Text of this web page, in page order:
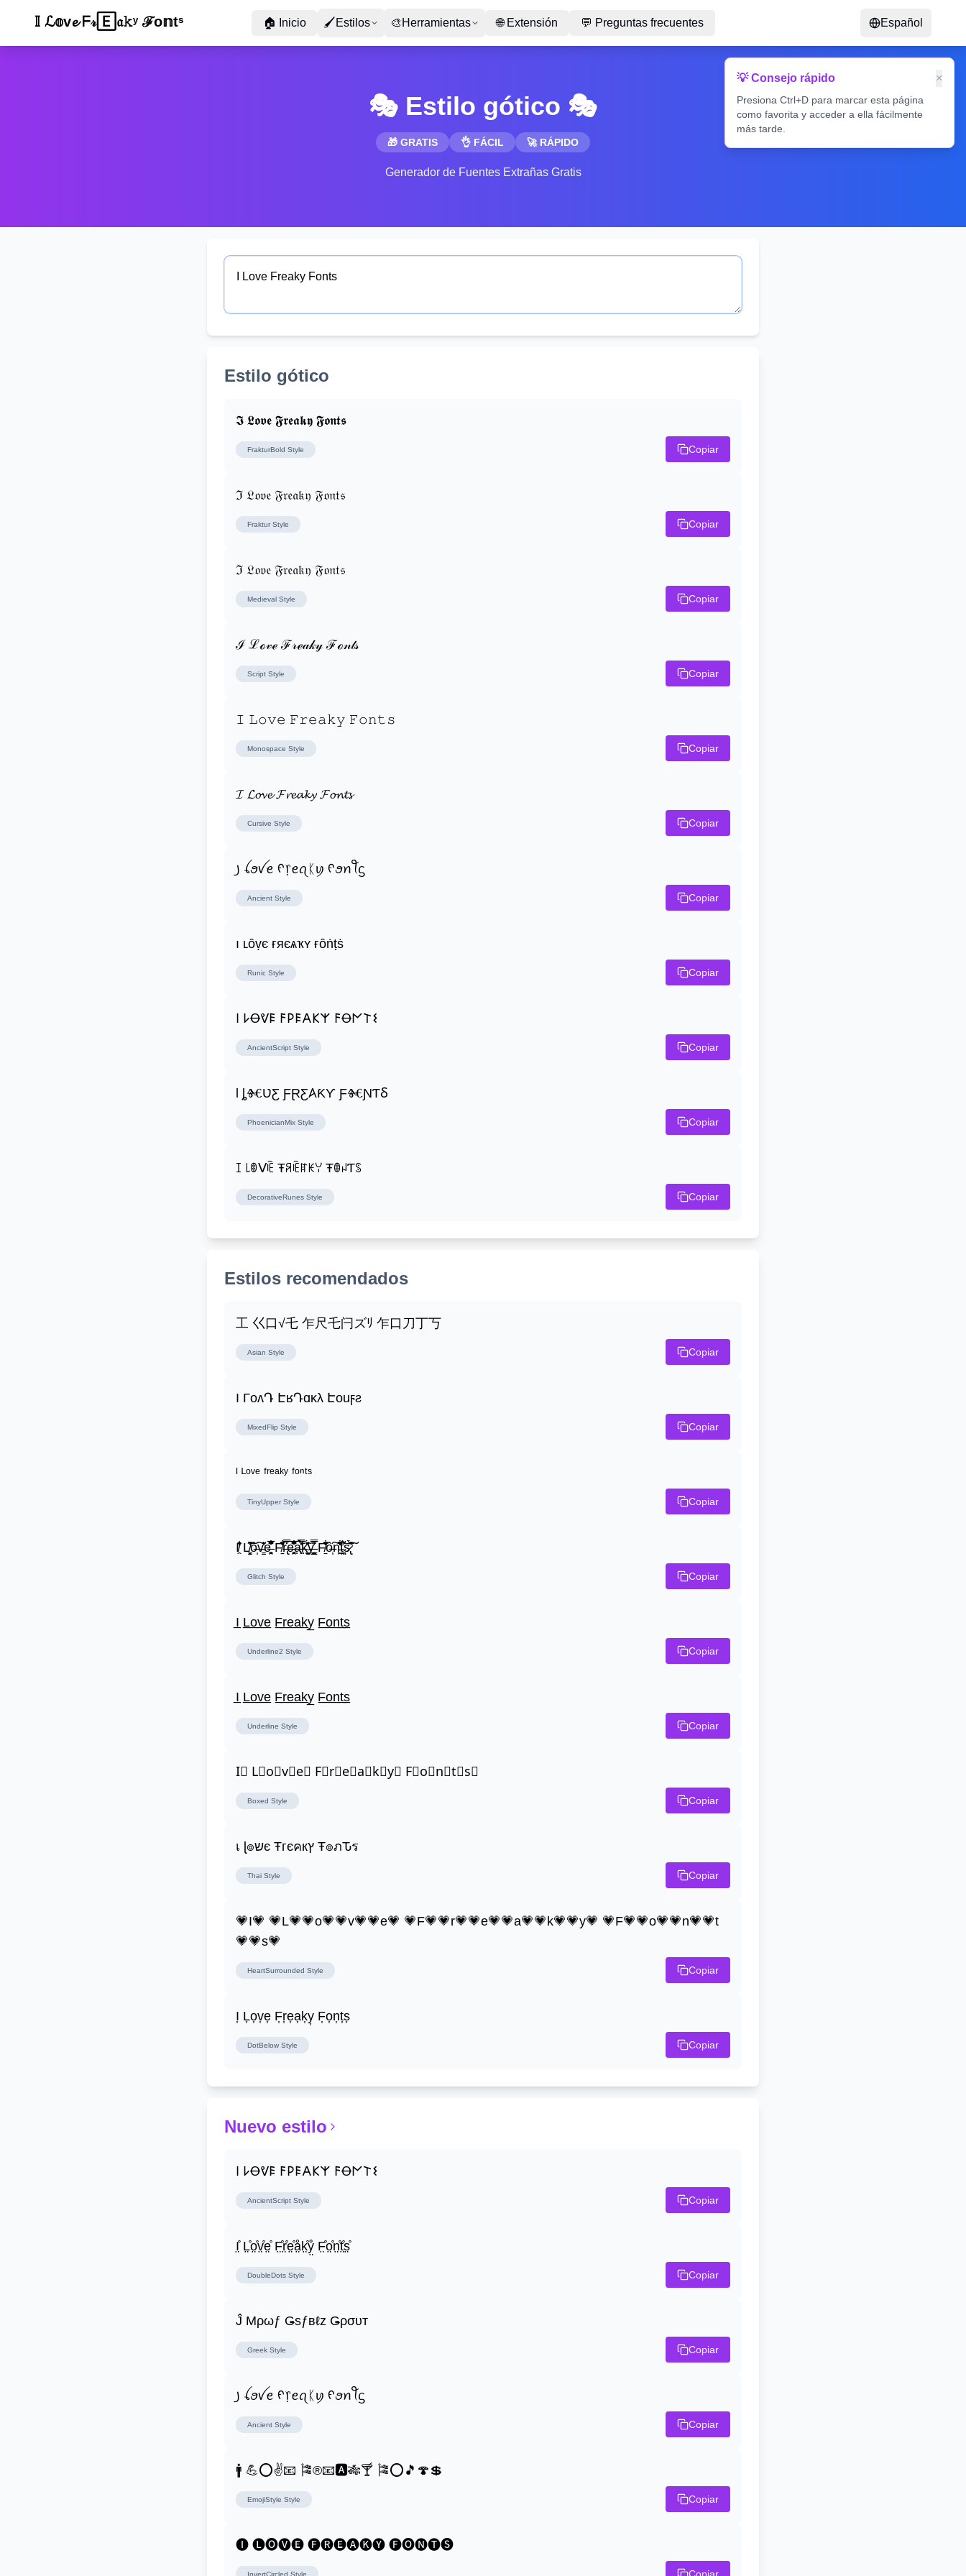
Ⓘ 🄻𝐨𝐯ᵉ 🄵𝐫ⓔ𝕒ⓚ𝐲 𝔽ℴⁿ𝔱𝓈 🏠 Inicio 🖌 Estilos 🎨 Herramientas 🌐 Extensión 💬 Preguntas frecuentes Español
🎭 Estilo gótico 🎭
🎁 GRATIS 👌 FÁCIL 🚀 RÁPIDO
Generador de Fuentes Extrañas Gratis
Estilo gótico
𝕴 𝕷𝖔𝖛𝖊 𝕱𝖗𝖊𝖆𝖐𝖞 𝕱𝖔𝖓𝖙𝖘
FrakturBold Style Copiar
ℑ 𝔏𝔬𝔳𝔢 𝔉𝔯𝔢𝔞𝔨𝔶 𝔉𝔬𝔫𝔱𝔰
Fraktur Style Copiar
ℑ 𝔏𝔬𝔳𝔢 𝔉𝔯𝔢𝔞𝔨𝔶 𝔉𝔬𝔫𝔱𝔰
Medieval Style Copiar
ℐ ℒℴ𝓋ℯ ℱ𝓇ℯ𝒶𝓀𝓎 ℱℴ𝓃𝓉𝓈
Script Style Copiar
𝙸 𝙻𝚘𝚟𝚎 𝙵𝚛𝚎𝚊𝚔𝚢 𝙵𝚘𝚗𝚝𝚜
Monospace Style Copiar
𝓘 𝓛𝓸𝓿𝓮 𝓕𝓻𝓮𝓪𝓴𝔂 𝓕𝓸𝓷𝓽𝓼
Cursive Style Copiar
꠸ ꪶꪮꪜꫀ ᠻ᥅ꫀꪖᛕꪗ ᠻꪮꪀꪻᦓ
Ancient Style Copiar
ı ʟȏṿє ғяєѧҡʏ ғȏṅṭṡ
Runic Style Copiar
𐌉 𐌋Ꝋᕓ𐌄 𐌅𐌓𐌄𐌀𐌊𐌙 𐌅Ꝋ𐌍𐌕𐌔
AncientScript Style Copiar
Ɩ ȴⰩƲƸ ƑⱤƸ𐤠ƘƳ ƑⰩƝƬⳜ
PhoenicianMix Style Copiar
ꀤ ꒒ꂦᐯꍟ Ŧꋪꍟꍏꀘꌩ ŦꂦꈤƬꌗ
DecorativeRunes Style Copiar
Estilos recomendados
工 巜口√乇 乍尺乇闩ズﾘ 乍口刀丁丂
Asian Style Copiar
I ΓoʌԴ ԷʁԴɑĸλ Էouϝƨ
MixedFlip Style Copiar
ᴵ ᴸᵒᵛᵉ ᶠʳᵉᵃᵏʸ ᶠᵒⁿᵗˢ
TinyUpper Style Copiar
I̸̭̍̄̂̐̒̾̔ L̸̘̳̞̋̓̏̍͐͝ô̶̩͠v̴̳̔̈͛e̶̤̹̼̥͋͆̂̅͊̽͂ F̸̱̈̌͋̍̒̽r̶̢̅͒̿͒e̶̤̹̼̥͋͆̂̅͊̽͂a̶̛̜̥̜̣̔̓̉̿̌̃̀̅k̴͈͕̮͉̫̮̣̃̽̈́̔̎y̶̬͓͍͇̰͚͑̿̓͌ F̸̱̈̌͋̍̒̽ô̶̩͠n̵̫͖͛͗̓̏̌͋̏̔̋t̴̘̪̦͌́̍͝s̷̢̛̀̃̆́̽͘͠
Glitch Style Copiar
I̲ L̲o̲v̲e̲ F̲r̲e̲a̲k̲y̲ F̲o̲n̲t̲s̲
Underline2 Style Copiar
I̲ L̲o̲v̲e̲ F̲r̲e̲a̲k̲y̲ F̲o̲n̲t̲s̲
Underline Style Copiar
I⃣ L⃣o⃣v⃣e⃣ F⃣r⃣e⃣a⃣k⃣y⃣ F⃣o⃣n⃣t⃣s⃣
Boxed Style Copiar
เ ɭ๏שє Ŧгєคкץ Ŧ๏ภԎร
Thai Style Copiar
💗I💗 💗L💗💗o💗💗v💗💗e💗 💗F💗💗r💗💗e💗💗a💗💗k💗💗y💗 💗F💗💗o💗💗n💗💗t
💗💗s💗
HeartSurrounded Style Copiar
I͎ L͎o͎v͎e͎ F͎r͎e͎a͎k͎y͎ F͎o͎n͎t͎s͎
DotBelow Style Copiar
Nuevo estilo
𐌉 𐌋Ꝋᕓ𐌄 𐌅𐌓𐌄𐌀𐌊𐌙 𐌅Ꝋ𐌍𐌕𐌔
AncientScript Style Copiar
I̤̊ L̤̊o̤̊v̤̊e̤̊ F̤̊r̤̊e̤̊å̤k̤̊ẙ̤ F̤̊o̤̊n̤̊t̤̊s̤̊
DoubleDots Style Copiar
Ĵ Μρωƒ Ǥѕƒвℓz Ǥρσυт
Greek Style Copiar
꠸ ꪶꪮꪜꫀ ᠻ᥅ꫀꪖᛕꪗ ᠻꪮꪀꪻᦓ
Ancient Style Copiar
🚹 💪⭕✌📧 🎏®📧🅰🎋🍸 🎏⭕🎵🍄💲
EmojiStyle Style Copiar
🅘 🅛🅞🅥🅔 🅕🅡🅔🅐🅚🅨 🅕🅞🅝🅣🅢
InvertCircled Style
💡 Consejo rápido
Presiona Ctrl+D para marcar esta página
como favorita y acceder a ella fácilmente
más tarde.
×